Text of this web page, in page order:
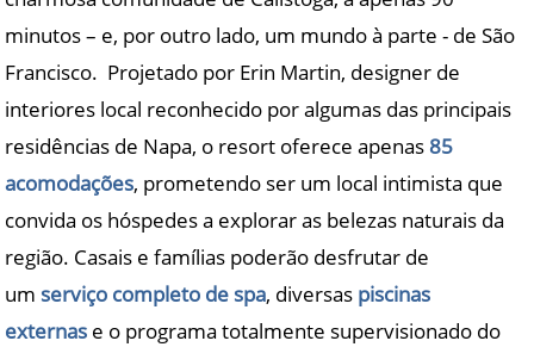
minutos – e, por outro lado, um mundo à parte - de São
Francisco. Projetado por Erin Martin, designer de
interiores local reconhecido por algumas das principais
residências de Napa, o resort oferece apenas 85
acomodações, prometendo ser um local intimista que
convida os hóspedes a explorar as belezas naturais da
região. Casais e famílias poderão desfrutar de
um serviço completo de spa, diversas piscinas
externas e o programa totalmente supervisionado do